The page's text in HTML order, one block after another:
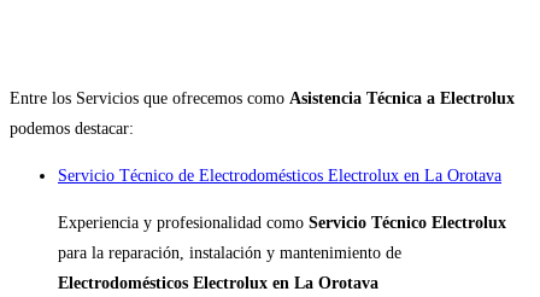
Entre los Servicios que ofrecemos como Asistencia Técnica a Electrolux
podemos destacar:
Servicio Técnico de Electrodomésticos Electrolux en La Orotava
Experiencia y profesionalidad como Servicio Técnico Electrolux
para la reparación, instalación y mantenimiento de
Electrodomésticos Electrolux en La Orotava